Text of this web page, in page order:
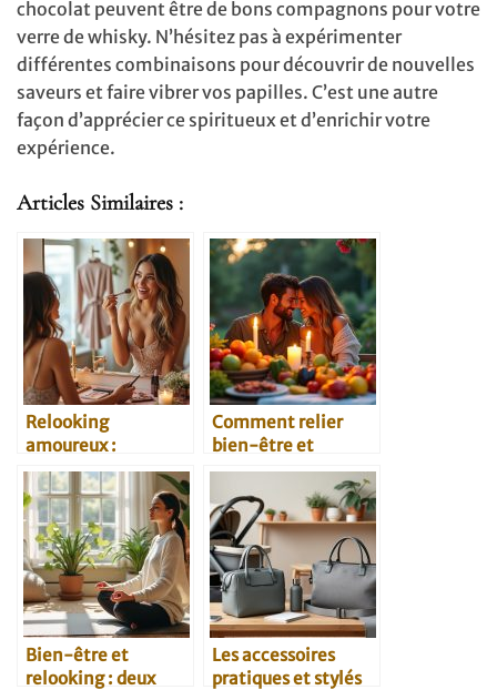
chocolat peuvent être de bons compagnons pour votre
verre de whisky. N’hésitez pas à expérimenter
différentes combinaisons pour découvrir de nouvelles
saveurs et faire vibrer vos papilles. C’est une autre
façon d’apprécier ce spiritueux et d’enrichir votre
expérience.
Articles Similaires :
Relooking
amoureux :
comment se
préparer à un
premier rendez-
vous
Comment relier
bien-être et
séduction
Bien-être et
relooking : deux
Les accessoires
pratiques et stylés